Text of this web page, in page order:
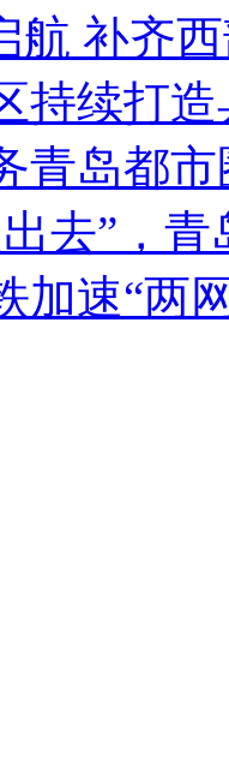
航 补齐
持续打
青岛都
去”，
加速“两